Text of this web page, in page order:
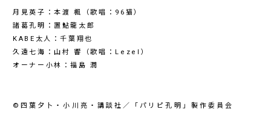
月見英子：本渡 楓（歌唱：96猫）
諸葛孔明：置鮎龍太郎
KABE太人：千葉翔也
久遠七海：山村 響（歌唱：Lezel）
オーナー小林：福島 潤
©四葉夕卜・小川亮・講談社／「パリピ孔明」製作委員会